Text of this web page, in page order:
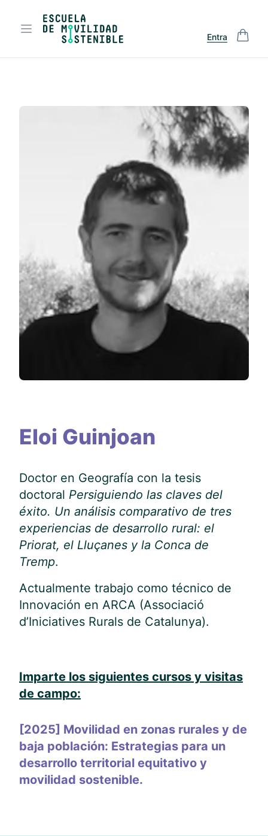
Entra
Eloi Guinjoan
Doctor en Geografía con la tesis
doctoral Persiguiendo las claves del
éxito. Un análisis comparativo de tres
experiencias de desarrollo rural: el
Priorat, el Lluçanes y la Conca de
Tremp.
Actualmente trabajo como técnico de
Innovación en ARCA (Associació
d’Iniciatives Rurals de Catalunya).
Imparte los siguientes cursos y visitas
de campo:
[2025] Movilidad en zonas rurales y de
baja población: Estrategias para un
desarrollo territorial equitativo y
movilidad sostenible.